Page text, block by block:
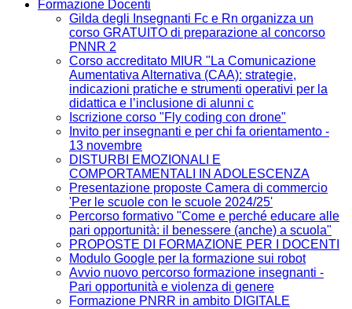
Formazione Docenti
Gilda degli Insegnanti Fc e Rn organizza un
corso GRATUITO di preparazione al concorso
PNNR 2
Corso accreditato MIUR "La Comunicazione
Aumentativa Alternativa (CAA): strategie,
indicazioni pratiche e strumenti operativi per la
didattica e l’inclusione di alunni c
Iscrizione corso "Fly coding con drone"
Invito per insegnanti e per chi fa orientamento -
13 novembre
DISTURBI EMOZIONALI E
COMPORTAMENTALI IN ADOLESCENZA
Presentazione proposte Camera di commercio
'Per le scuole con le scuole 2024/25'
Percorso formativo "Come e perché educare alle
pari opportunità: il benessere (anche) a scuola"
PROPOSTE DI FORMAZIONE PER I DOCENTI
Modulo Google per la formazione sui robot
Avvio nuovo percorso formazione insegnanti -
Pari opportunità e violenza di genere
Formazione PNRR in ambito DIGITALE